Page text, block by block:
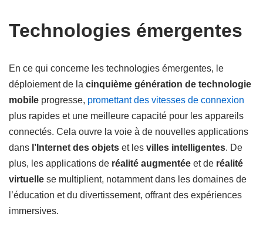
Technologies émergentes
En ce qui concerne les technologies émergentes, le
déploiement de la cinquième génération de technologie
mobile progresse, promettant des vitesses de connexion
plus rapides et une meilleure capacité pour les appareils
connectés. Cela ouvre la voie à de nouvelles applications
dans l’Internet des objets et les villes intelligentes. De
plus, les applications de réalité augmentée et de réalité
virtuelle se multiplient, notamment dans les domaines de
l’éducation et du divertissement, offrant des expériences
immersives.